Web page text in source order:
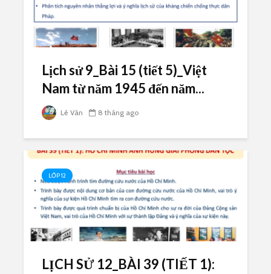
Lịch sử 9_Bài 15 (tiết 5)_Việt
Nam từ năm 1945 đến năm...
Lê Vân 8 tháng ago
LỚP 12
LỊCH SỬ 12_BÀI 39 (TIẾT 1):